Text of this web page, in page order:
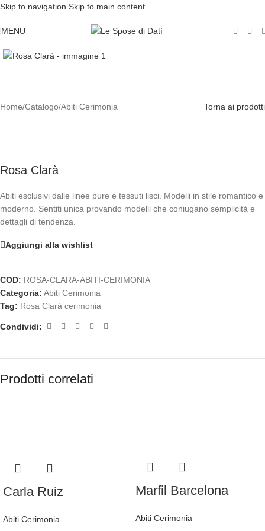
Skip to navigation Skip to main content
MENU
Home/Catalogo/Abiti Cerimonia Torna ai prodotti
Rosa Clarà
Abiti esclusivi dalle linee pure e tessuti lisci. Modelli in stile romantico e
moderno. Sentiti unica provando modelli che coniugano semplicità e
dettagli di tendenza.
Aggiungi alla wishlist
COD: ROSA-CLARA-ABITI-CERIMONIA
Categoria: Abiti Cerimonia
Tag: Rosa Clarà cerimonia
Condividi:
Prodotti correlati
Carla Ruiz
Abiti Cerimonia
Marfil Barcelona
Abiti Cerimonia